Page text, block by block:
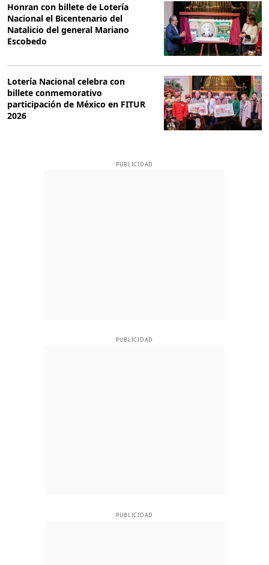
Honran con billete de Lotería
Nacional el Bicentenario del
Natalicio del general Mariano
Escobedo
Lotería Nacional celebra con
billete conmemorativo
participación de México en FITUR
2026
PUBLICIDAD
PUBLICIDAD
PUBLICIDAD